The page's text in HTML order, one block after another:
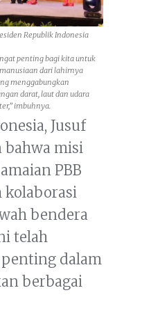
Republik Indonesia
penting bagi kita untuk
dari lahirnya
menggabungkan
darat, laut dan udara
imbuhnya.
Jusuf
bahwa misi
PBB
bendera
telah
dalam
berbagai